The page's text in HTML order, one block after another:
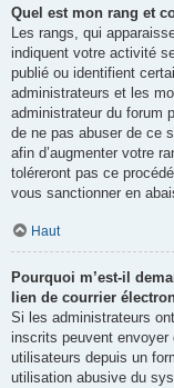
Quel est mon rang et
Les rangs, qui
indiquent votre activité
publié ou identifient
administrateurs et les
administrateur du forum
de ne pas abuser de ce
afin d’augmenter votre
toléreront pas ce
vous sanctionner en
Haut
Pourquoi m’est-il
lien de courrier
Si les administrateurs
inscrits peuvent envoyer
utilisateurs depuis un
utilisation abusive du